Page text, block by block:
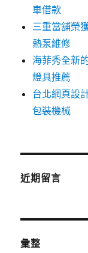
車借款
三重當舖榮
熱泵維修
海菲秀全新
燈具推薦
台北網頁設
包裝機械
近期留言
彙整